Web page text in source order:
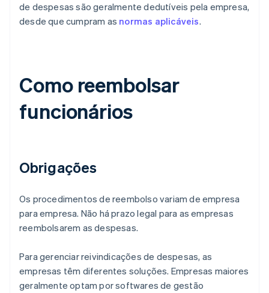
de despesas são geralmente dedutíveis pela empresa,
desde que cumpram as normas aplicáveis.
Como reembolsar
funcionários
Obrigações
Os procedimentos de reembolso variam de empresa
para empresa. Não há prazo legal para as empresas
reembolsarem as despesas.
Para gerenciar reivindicações de despesas, as
empresas têm diferentes soluções. Empresas maiores
geralmente optam por softwares de gestão